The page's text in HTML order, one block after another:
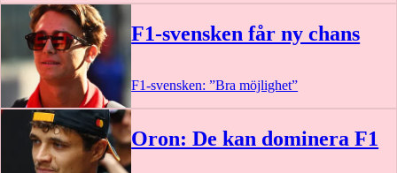
F1-svensken får ny chans
F1-svensken: ”Bra möjlighet”
Oron: De kan dominera F1